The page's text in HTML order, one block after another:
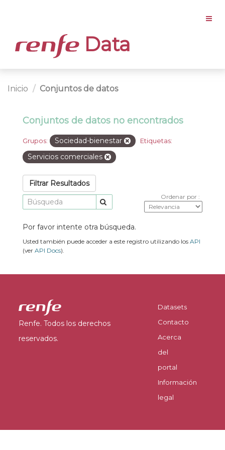
Data
Inicio Conjuntos de datos
Conjuntos de datos no encontrados
Grupos: Sociedad-bienestar Etiquetas:
Servicios comerciales
Filtrar Resultados
Ordenar por
Por favor intente otra búsqueda.
Usted también puede acceder a este registro utilizando los API
(ver API Docs).
Renfe. Todos los derechos
reservados.
Datasets
Contacto
Acerca
del
portal
Información
legal